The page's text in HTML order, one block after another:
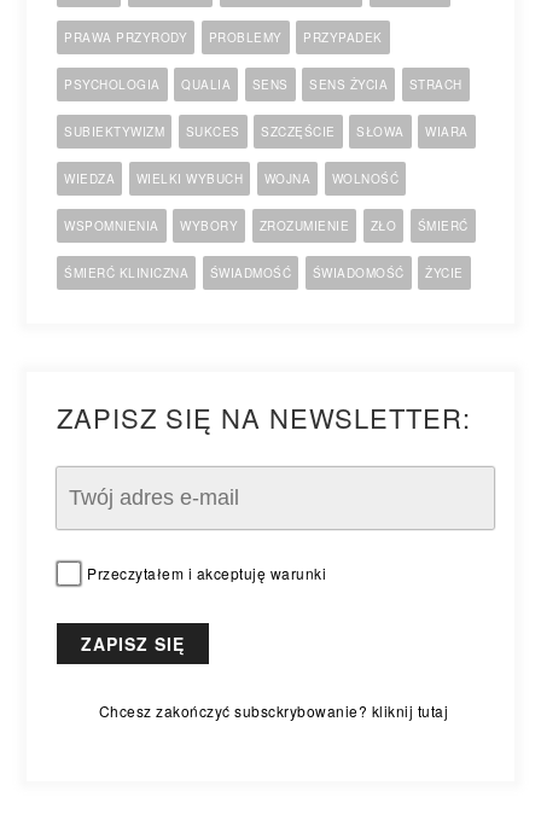
PRAWA PRZYRODY PROBLEMY PRZYPADEK
PSYCHOLOGIA QUALIA SENS SENS ŻYCIA STRACH
SUBIEKTYWIZM SUKCES SZCZĘŚCIE SŁOWA WIARA
WIEDZA WIELKI WYBUCH WOJNA WOLNOŚĆ
WSPOMNIENIA WYBORY ZROZUMIENIE ZŁO ŚMIERĆ
ŚMIERĆ KLINICZNA ŚWIADMOŚĆ ŚWIADOMOŚĆ ŻYCIE
ZAPISZ SIĘ NA NEWSLETTER:
Przeczytałem i akceptuję warunki
Chcesz zakończyć subsckrybowanie? kliknij tutaj